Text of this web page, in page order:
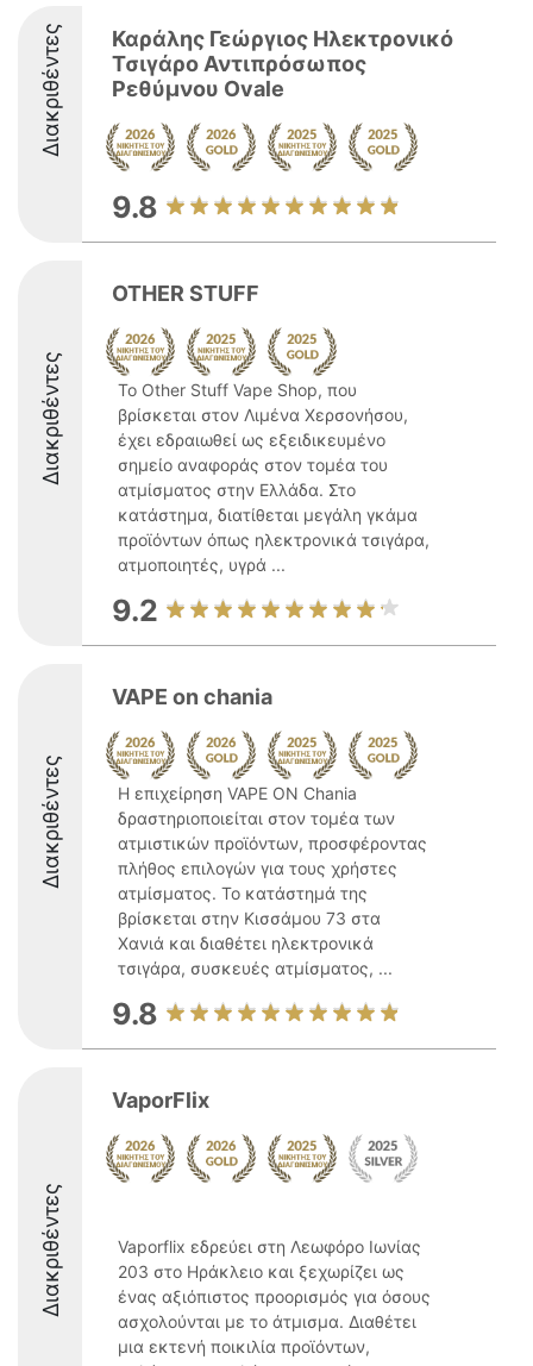
Διακριθέντες
Καράλης Γεώργιος Ηλεκτρονικό
Τσιγάρο Αντιπρόσωπος
Ρεθύμνου Ovale
9.8
Διακριθέντες
OTHER STUFF
Το Other Stuff Vape Shop, που
βρίσκεται στον Λιμένα Χερσονήσου,
έχει εδραιωθεί ως εξειδικευμένο
σημείο αναφοράς στον τομέα του
ατμίσματος στην Ελλάδα. Στο
κατάστημα, διατίθεται μεγάλη γκάμα
προϊόντων όπως ηλεκτρονικά τσιγάρα,
ατμοποιητές, υγρά ...
9.2
Διακριθέντες
VAPE on chania
Η επιχείρηση VAPE ON Chania
δραστηριοποιείται στον τομέα των
ατμιστικών προϊόντων, προσφέροντας
πλήθος επιλογών για τους χρήστες
ατμίσματος. Το κατάστημά της
βρίσκεται στην Κισσάμου 73 στα
Χανιά και διαθέτει ηλεκτρονικά
τσιγάρα, συσκευές ατμίσματος, ...
9.8
Διακριθέντες
VaporFlix
Vaporflix εδρεύει στη Λεωφόρο Ιωνίας
203 στο Ηράκλειο και ξεχωρίζει ως
ένας αξιόπιστος προορισμός για όσους
ασχολούνται με το άτμισμα. Διαθέτει
μια εκτενή ποικιλία προϊόντων,